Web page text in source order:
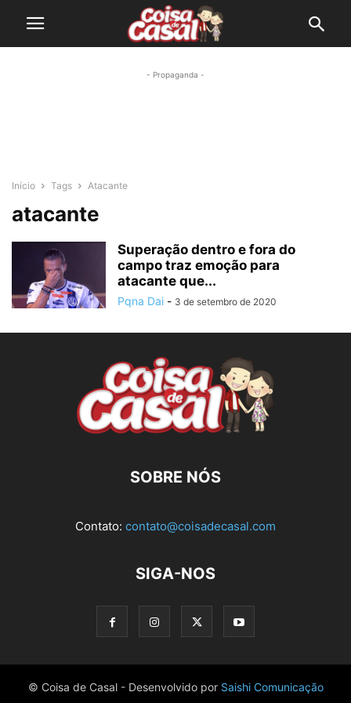
- Propaganda -
Início Tags Atacante
atacante
Superação dentro e fora do
campo traz emoção para
atacante que...
Pqna Dai - 3 de setembro de 2020
SOBRE NÓS
Contato: contato@coisadecasal.com
SIGA-NOS
© Coisa de Casal - Desenvolvido por Saishi Comunicação